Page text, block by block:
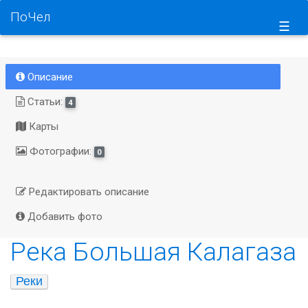
☰
ПоЧел
Описание
Статьи:
4
Карты
Фотографии:
0
Редактировать описание
Добавить фото
Река Большая Калагаза
Реки